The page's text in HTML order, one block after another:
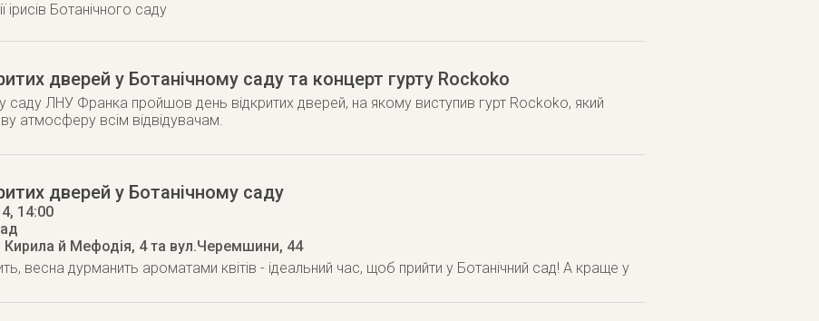
ірисів Ботанічного саду
дверей у Ботанічному саду та концерт гурту Rockoko
саду ЛНУ Франка пройшов день відкритих дверей, на якому виступив гурт Rockoko, який
атмосферу всім відвідувачам.
дверей у Ботанічному саду
, 14:00
Кирила й Мефодія, 4 та вул.Черемшини, 44
весна дурманить ароматами квітів - ідеальний час, щоб прийти у Ботанічний сад! А краще у